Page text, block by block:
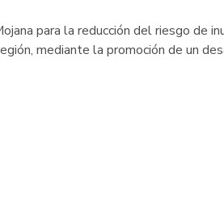
para la reducción del riesgo de
mediante la promoción de un